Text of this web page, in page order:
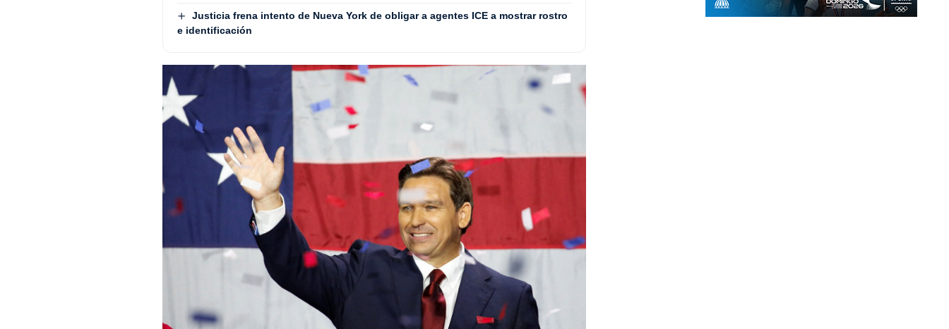
Justicia frena intento de Nueva York de obligar a agentes ICE a mostrar rostro
e identificación